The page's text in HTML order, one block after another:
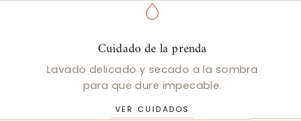
Cuidado de la prenda
Lavado delicado y secado a la sombra
para que dure impecable.
VER CUIDADOS